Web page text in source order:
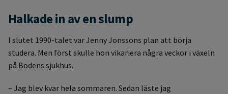
Halkade in av en slump
I slutet 1990-talet var Jenny Jonssons plan att börja
studera. Men först skulle hon vikariera några veckor i växeln
på Bodens sjukhus.
– Jag blev kvar hela sommaren. Sedan läste jag